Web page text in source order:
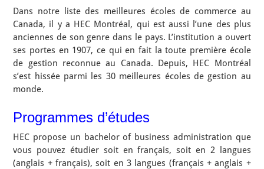
Dans notre liste des meilleures écoles de commerce au
Canada, il y a HEC Montréal, qui est aussi l’une des plus
anciennes de son genre dans le pays. L’institution a ouvert
ses portes en 1907, ce qui en fait la toute première école
de gestion reconnue au Canada. Depuis, HEC Montréal
s’est hissée parmi les 30 meilleures écoles de gestion au
monde.
Programmes d’études
HEC propose un bachelor of business administration que
vous pouvez étudier soit en français, soit en 2 langues
(anglais + français), soit en 3 langues (français + anglais +